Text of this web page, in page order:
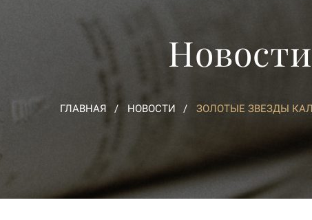
Новости
ГЛАВНАЯ НОВОСТИ ЗОЛОТЫЕ ЗВЕЗДЫ